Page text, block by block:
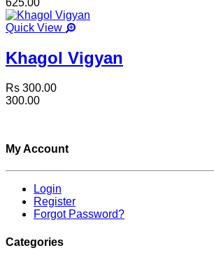
625.00
Quick View
Khagol Vigyan
Rs 300.00
300.00
My Account
Login
Register
Forgot Password?
Categories